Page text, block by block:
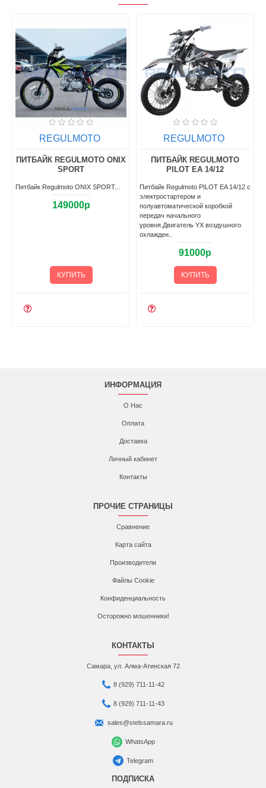
REGULMOTO
ПИТБАЙК REGULMOTO ONIX
SPORT
Питбайк Regulmoto ONIX SPORT...
149000р
КУПИТЬ
REGULMOTO
ПИТБАЙК REGULMOTO
PILOT EA 14/12
Питбайк Regulmoto PILOT EA 14/12 c
электростартером и
полуавтоматической коробкой
передач начального
уровня.Двигатель YX воздушного
охлажден..
91000р
КУПИТЬ
ИНФОРМАЦИЯ
О Нас
Оплата
Доставка
Личный кабинет
Контакты
ПРОЧИЕ СТРАНИЦЫ
Сравнение
Карта сайта
Производители
Файлы Cookie
Конфиденциальность
Осторожно мошенники!
КОНТАКТЫ
Самара, ул. Алма-Атинская 72
8 (929) 711-11-42
8 (929) 711-11-43
sales@stelssamara.ru
WhatsApp
Telegram
ПОДПИСКА